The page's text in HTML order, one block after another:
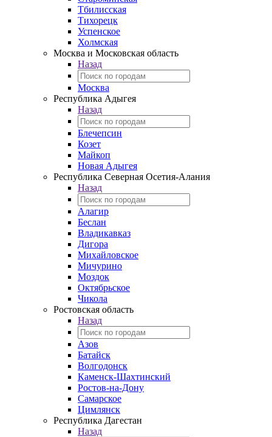
Тбилисская
Тихорецк
Успенское
Холмская
Москва и Московская область
Назад
Москва
Республика Адыгея
Назад
Блечепсин
Козет
Майкоп
Новая Адыгея
Республика Северная Осетия-Алания
Назад
Алагир
Беслан
Владикавказ
Дигора
Михайловское
Мичурино
Моздок
Октябрьское
Чикола
Ростовская область
Назад
Азов
Батайск
Волгодонск
Каменск-Шахтинский
Ростов-на-Дону
Самарское
Цимлянск
Республика Дагестан
Назад